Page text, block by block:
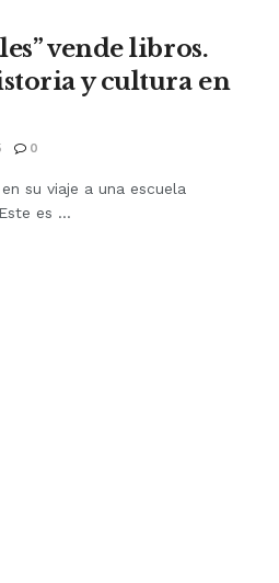
vende libros.
y cultura en
0
su viaje a una escuela
es ...